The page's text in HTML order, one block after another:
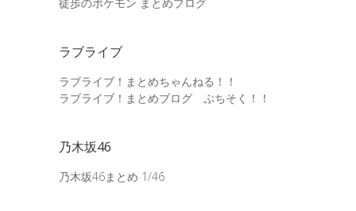
ラブライブ
ラブライブ！まとめちゃんねる！！
ラブライブ！まとめブログ ぷちそく！！
乃木坂46
乃木坂46まとめ 1/46